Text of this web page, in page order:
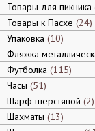
Товары для пикника
Товары к Пасхе 24
Упаковка 10
Фляжка
Футболка 115
Часы 51
Шарф шерстяной 2
Шахматы 13